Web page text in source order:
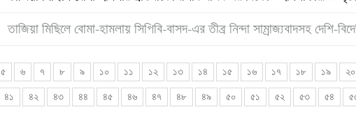
তাজিয়া মিছিলে বোমা-হামলায় সিপিবি-বাসদ-এর তীব্র নিন্দা সাম্রাজ্যবাদসহ দেশি-
৫ ৬ ৭ ৮ ৯ ১০ ১১ ১২ ১৩ ১৪ ১৫ ১৬ ১৭ ১৮ ১৯ ২০
৪১ ৪২ ৪৩ ৪৪ ৪৫ ৪৬ ৪৭ ৪৮ ৪৯ ৫০ ৫১ ৫২ ৫৩ ৫৪